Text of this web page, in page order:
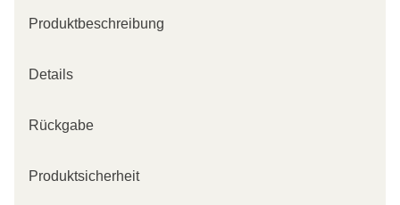
Produktbeschreibung
Details
Rückgabe
Produktsicherheit